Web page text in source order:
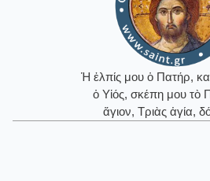
Ἡ ἐλπίς μου ὁ Πατήρ,
ὁ Υἱός, σκέπη μου τὸ
ἅγιον, Τριὰς ἁγία,